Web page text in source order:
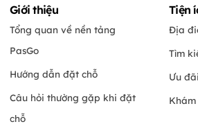
Giới thiệu
Tổng quan về nền tảng
PasGo
Hướng dẫn đặt chỗ
Câu hỏi thường gặp khi đặt
chỗ
Tiện
Địa
Tìm
Ưu